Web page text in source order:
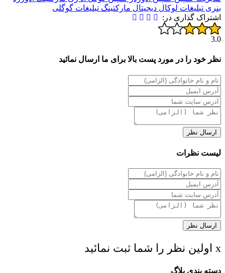
بنری تبلیغات لوکال دیجیتال مارکتینگ تبلیغات گوگلی
اشتراک گذاری در:
3.0
نظر خود را در مورد پست بالا برای ما ارسال نمائید
ارسال نظر
لیست نظرات
ارسال نظر
x اولین نظر را شما ثبت نمائید
دسته بندی بلاگ